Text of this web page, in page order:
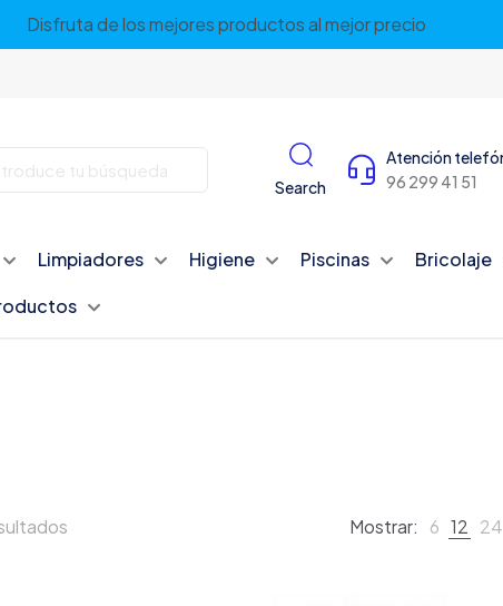
Disfruta de los mejores productos al mejor precio
Search
Atención
96 299 41 51
Limpiadores Higiene Piscinas Bricolaje
Mostrar: 6 12 24